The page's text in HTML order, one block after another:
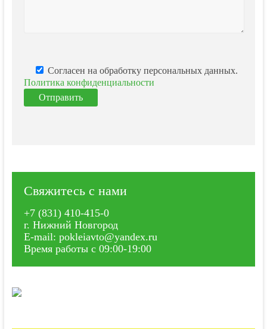
Согласен на обработку персональных данных.
Политика конфиденциальности
Свяжитесь с нами
+7 (831) 410-415-0
г. Нижний Новгород
E-mail: pokleiavto@yandex.ru
Время работы с 09:00-19:00